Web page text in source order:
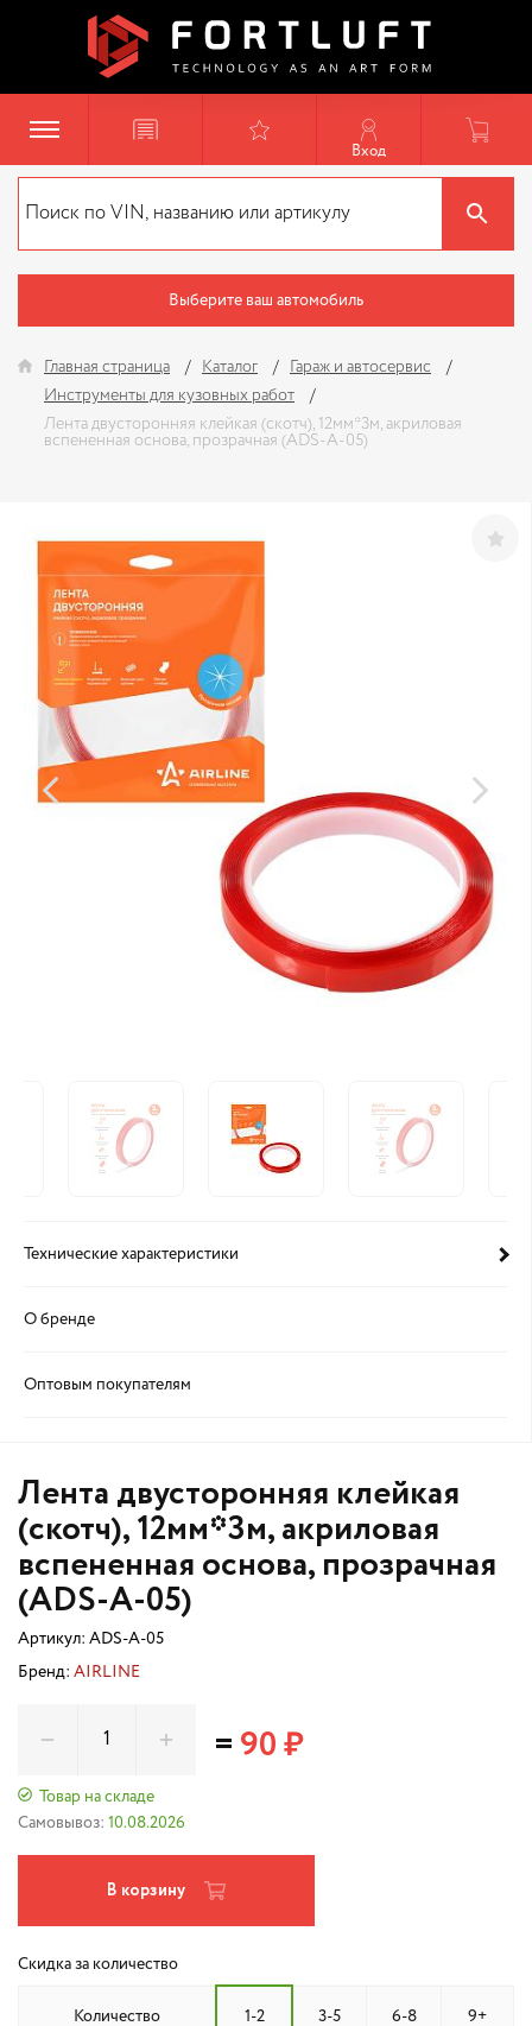
Вход
Выберите ваш автомобиль
Главная страница Каталог
Гараж и автосервис
Инструменты для кузовных работ
Лента двусторонняя клейкая (скотч), 12мм*3м, акриловая
вспененная основа, прозрачная (ADS-A-05)
Технические характеристики
О бренде
Оптовым покупателям
Лента двусторонняя клейкая
(скотч), 12мм*3м, акриловая
вспененная основа, прозрачная
(ADS-A-05)
Артикул: ADS-A-05
Бренд: AIRLINE
Товар на складе
Самовывоз: 10.08.2026
=90 ₽
В корзину
Скидка за количество
Количество 1-2 3-5 6-8 9+